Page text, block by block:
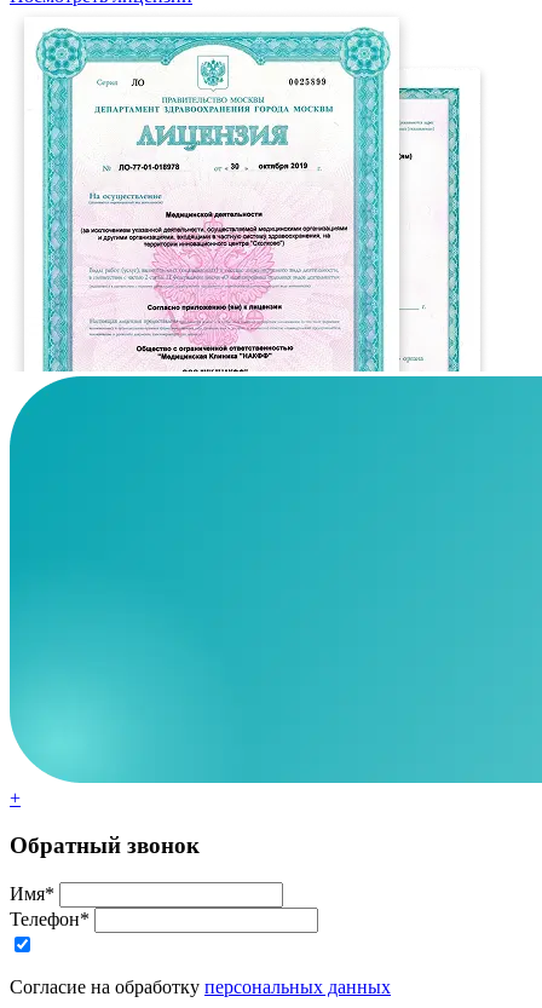
+
Обратный звонок
Имя*
Телефон*
Согласие на обработку персональных данных